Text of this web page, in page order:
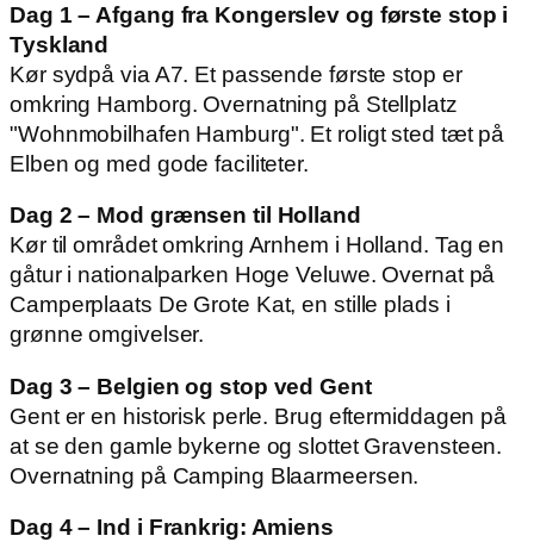
Dag 1 – Afgang fra Kongerslev og første stop i
Tyskland
Kør sydpå via A7. Et passende første stop er
omkring Hamborg. Overnatning på Stellplatz
"Wohnmobilhafen Hamburg". Et roligt sted tæt på
Elben og med gode faciliteter.
Dag 2 – Mod grænsen til Holland
Kør til området omkring Arnhem i Holland. Tag en
gåtur i nationalparken Hoge Veluwe. Overnat på
Camperplaats De Grote Kat, en stille plads i
grønne omgivelser.
Dag 3 – Belgien og stop ved Gent
Gent er en historisk perle. Brug eftermiddagen på
at se den gamle bykerne og slottet Gravensteen.
Overnatning på Camping Blaarmeersen.
Dag 4 – Ind i Frankrig: Amiens